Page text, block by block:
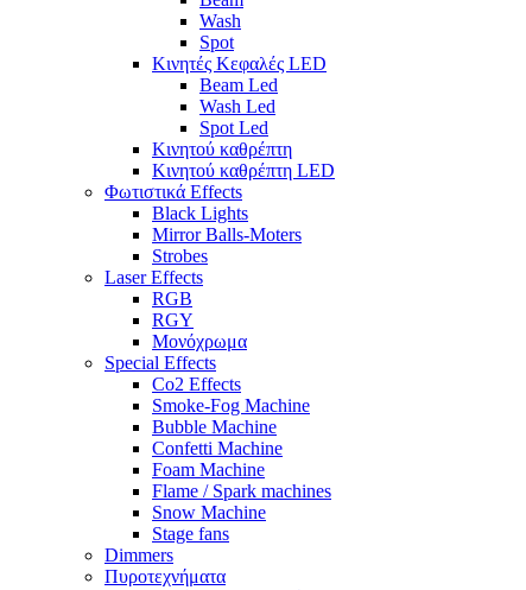
Wash
Spot
Κινητές Κεφαλές LED
Beam Led
Wash Led
Spot Led
Κινητού καθρέπτη
Κινητού καθρέπτη LED
Φωτιστικά Effects
Black Lights
Mirror Balls-Moters
Strobes
Laser Effects
RGB
RGY
Μονόχρωμα
Special Effects
Co2 Effects
Smoke-Fog Machine
Bubble Machine
Confetti Machine
Foam Machine
Flame / Spark machines
Snow Machine
Stage fans
Dimmers
Πυροτεχνήματα